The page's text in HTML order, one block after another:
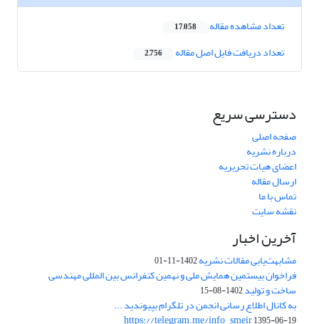
تعداد مشاهده مقاله 17,058
تعداد دریافت فایل اصل مقاله 2,756
دسترسی سریع
صفحه اصلی
درباره نشریه
اعضای هیات تحریریه
ارسال مقاله
تماس با ما
نقشه سایت
آخرین اخبار
مشابهت‌یابی مقالات نشریه1402-11-01
فراخوان بیستمین همایش ملی و نهمین کنفرانس بین المللی مهندسی
ساخت و تولید1402-08-15
به کانال اطلاع رسانی انجمن در تلگرام بپیوندید ...